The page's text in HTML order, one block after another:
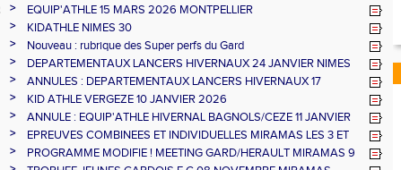
>
EQUIP'ATHLE 15 MARS 2026 MONTPELLIER
>
KIDATHLE NIMES 30
>
Nouveau : rubrique des Super perfs du Gard
>
DEPARTEMENTAUX LANCERS HIVERNAUX 24 JANVIER NIMES
>
ANNULES : DEPARTEMENTAUX LANCERS HIVERNAUX 17
JANVIER NIMES
>
KID ATHLE VERGEZE 10 JANVIER 2026
>
ANNULE : EQUIP'ATHLE HIVERNAL BAGNOLS/CEZE 11 JANVIER
26
>
EPREUVES COMBINEES ET INDIVIDUELLES MIRAMAS LES 3 ET
4 JANVIER 2026
>
PROGRAMME MODIFIE ! MEETING GARD/HERAULT MIRAMAS 9